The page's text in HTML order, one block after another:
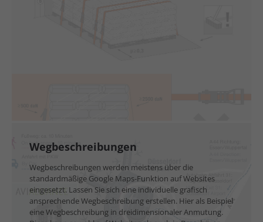
Wegbeschreibungen
Wegbeschreibungen werden meistens über die
standardmäßige Google Maps-Funktion auf Websites
eingesetzt. Lassen Sie sich eine individuelle grafisch
ansprechende Wegbeschreibung erstellen. Hier als Beispiel
eine Wegbeschreibung in dreidimensionaler Anmutung.